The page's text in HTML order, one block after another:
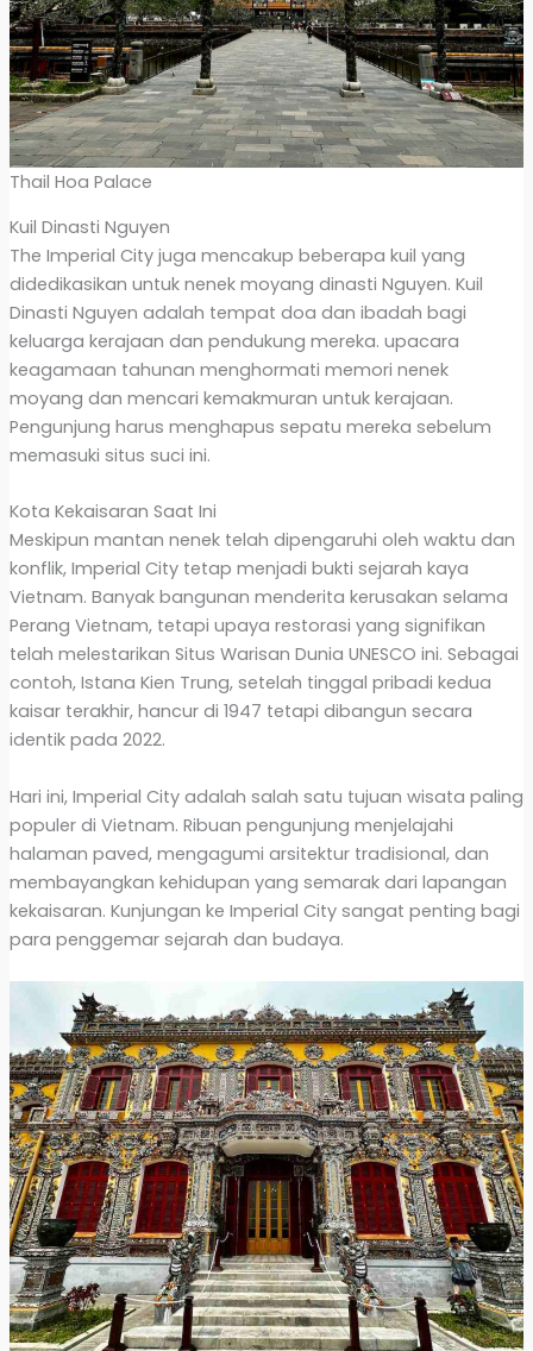
Thail Hoa Palace
Kuil Dinasti Nguyen
The Imperial City juga mencakup beberapa kuil yang
didedikasikan untuk nenek moyang dinasti Nguyen. Kuil
Dinasti Nguyen adalah tempat doa dan ibadah bagi
keluarga kerajaan dan pendukung mereka. upacara
keagamaan tahunan menghormati memori nenek
moyang dan mencari kemakmuran untuk kerajaan.
Pengunjung harus menghapus sepatu mereka sebelum
memasuki situs suci ini.
Kota Kekaisaran Saat Ini
Meskipun mantan nenek telah dipengaruhi oleh waktu dan
konflik, Imperial City tetap menjadi bukti sejarah kaya
Vietnam. Banyak bangunan menderita kerusakan selama
Perang Vietnam, tetapi upaya restorasi yang signifikan
telah melestarikan Situs Warisan Dunia UNESCO ini. Sebagai
contoh, Istana Kien Trung, setelah tinggal pribadi kedua
kaisar terakhir, hancur di 1947 tetapi dibangun secara
identik pada 2022.
Hari ini, Imperial City adalah salah satu tujuan wisata paling
populer di Vietnam. Ribuan pengunjung menjelajahi
halaman paved, mengagumi arsitektur tradisional, dan
membayangkan kehidupan yang semarak dari lapangan
kekaisaran. Kunjungan ke Imperial City sangat penting bagi
para penggemar sejarah dan budaya.